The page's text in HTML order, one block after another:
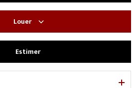
Louer
Estimer